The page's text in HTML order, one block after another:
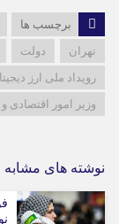
برچسب ها
تهران
دولت
رویداد ملی ارز
وزیر امور اقتصادی و
نوشته های مشابه